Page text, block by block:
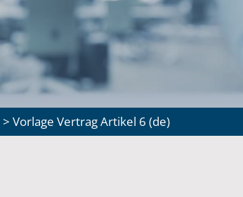
> Vorlage Vertrag Artikel 6 (de)